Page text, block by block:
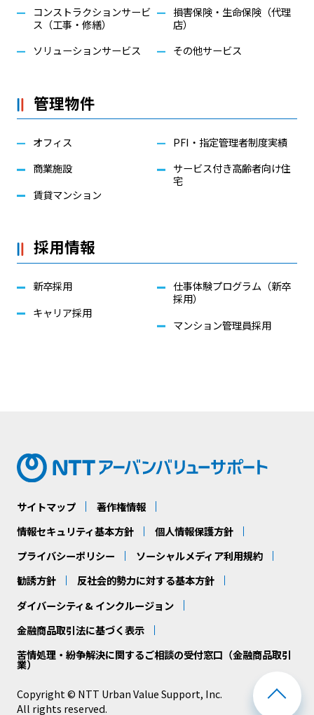
コンストラクションサービ
ス（工事・修繕）
ソリューションサービス
損害保険・生命保険（代理
店）
その他サービス
管理物件
オフィス
商業施設
賃貸マンション
PFI・指定管理者制度実績
サービス付き高齢者向け住
宅
採用情報
新卒採用
キャリア採用
仕事体験プログラム（新卒
採用）
マンション管理員採用
サイトマップ
著作権情報
情報セキュリティ基本方針
個人情報保護方針
プライバシーポリシー
ソーシャルメディア利用規約
勧誘方針
反社会的勢力に対する基本方針
ダイバーシティ& インクルージョン
金融商品取引法に基づく表示
苦情処理・紛争解決に関するご相談の受付窓口（金融商品取引
業）
Copyright © NTT Urban Value Support, Inc.
All rights reserved.